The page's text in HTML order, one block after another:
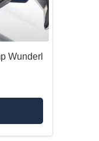
Wunderl